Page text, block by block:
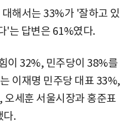
해서는 33%가 '잘하고 있
'는 답변은 61%였다.
이 32%, 민주당이 38%를
이재명 민주당 대표 33%,
세훈 서울시장과 홍준표
다.